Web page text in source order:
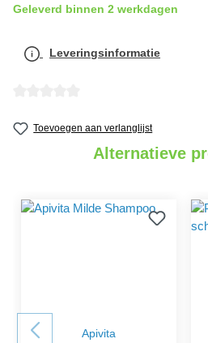
Geleverd binnen 2 werkdagen
Leveringsinformatie
Toevoegen aan verlanglijst
Alternatieve
Apivita